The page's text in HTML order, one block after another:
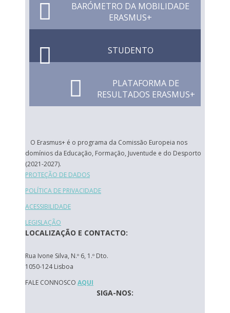
BARÓMETRO DA MOBILIDADE
ERASMUS+
STUDENTO
PLATAFORMA DE
RESULTADOS ERASMUS+
O Erasmus+ é o programa da Comissão Europeia nos
domínios da Educação, Formação, Juventude e do Desporto
(2021-2027).
PROTEÇÃO DE DADOS
POLÍTICA DE PRIVACIDADE
ACESSIBILIDADE
LEGISLAÇÃO
LOCALIZAÇÃO E CONTACTO:
Rua Ivone Silva, N.º 6, 1.º Dto.
1050-124 Lisboa
FALE CONNOSCO AQUI
SIGA-NOS: